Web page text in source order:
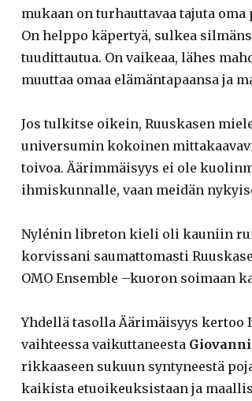
mukaan on turhauttavaa tajuta
On helppo käpertyä, sulkea
tuudittautua. On vaikeaa, lähes
muuttaa omaa elämäntapaansa ja
Jos tulkitse oikein, Ruuskasen
universumin kokoinen
toivoa. Äärimmäisyys ei ole
ihmiskunnalle, vaan meidän
Nylénin libreton kieli oli kauniin
korvissani saumattomasti
OMO Ensemble –kuoron soimaan
Yhdellä tasolla Äärimäisyys kertoo
vaihteessa vaikuttaneesta
rikkaaseen sukuun syntyneestä
kaikista etuoikeuksistaan ja